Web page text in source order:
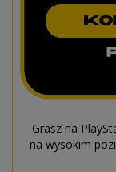
Grasz na
na wysokim